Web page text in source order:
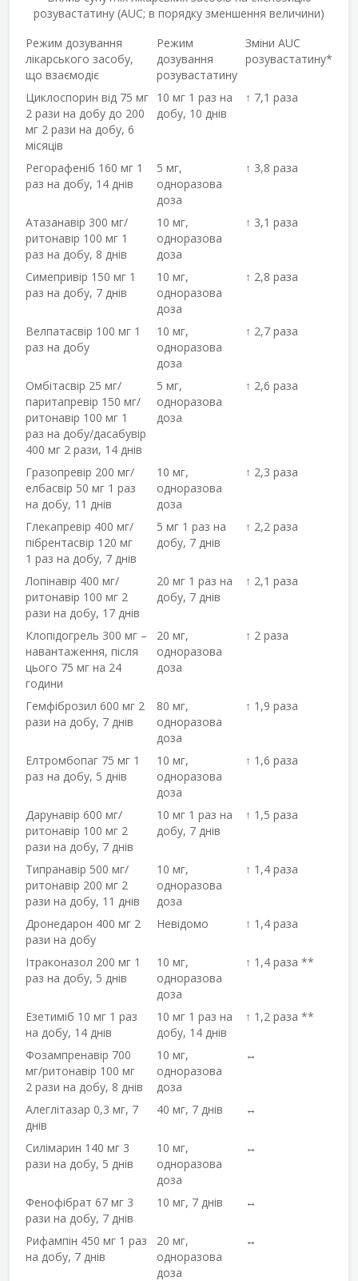
розувастатину (AUC; в порядку зменшення величини)
Режим дозування
лікарського засобу,
що взаємодіє
Режим
дозування
розувастатину
Зміни AUC
розувастатину*
Циклоспорин від 75 мг
2 рази на добу до 200
мг 2 рази на добу, 6
місяців
10 мг 1 раз на
добу, 10 днів
↑ 7,1 раза
Регорафеніб 160 мг 1
раз на добу, 14 днів
5 мг,
одноразова
доза
↑ 3,8 раза
Атазанавір 300 мг/
ритонавір 100 мг 1
раз на добу, 8 днів
10 мг,
одноразова
доза
↑ 3,1 раза
Симепривір 150 мг 1
раз на добу, 7 днів
10 мг,
одноразова
доза
↑ 2,8 раза
Велпатасвір 100 мг 1
раз на добу
10 мг,
одноразова
доза
↑ 2,7 раза
Омбітасвір 25 мг/
паритапревір 150 мг/
ритонавір 100 мг 1
раз на добу/дасабувір
400 мг 2 рази, 14 днів
5 мг,
одноразова
доза
↑ 2,6 раза
Гразопревір 200 мг/
елбасвір 50 мг 1 раз
на добу, 11 днів
10 мг,
одноразова
доза
↑ 2,3 раза
Глекапревір 400 мг/
пібрентасвір 120 мг
1 раз на добу, 7 днів
5 мг 1 раз на
добу, 7 днів
↑ 2,2 раза
Лопінавір 400 мг/
ритонавір 100 мг 2
рази на добу, 17 днів
20 мг 1 раз на
добу, 7 днів
↑ 2,1 раза
Клопідогрель 300 мг –
навантаження, після
цього 75 мг на 24
години
20 мг,
одноразова
доза
↑ 2 раза
Гемфіброзил 600 мг 2
рази на добу, 7 днів
80 мг,
одноразова
доза
↑ 1,9 раза
Елтромбопаг 75 мг 1
раз на добу, 5 днів
10 мг,
одноразова
доза
↑ 1,6 раза
Дарунавір 600 мг/
ритонавір 100 мг 2
рази на добу, 7 днів
10 мг 1 раз на
добу, 7 днів
↑ 1,5 раза
Типранавір 500 мг/
ритонавір 200 мг 2
рази на добу, 11 днів
10 мг,
одноразова
доза
↑ 1,4 раза
Дронедарон 400 мг 2
рази на добу
Невідомо ↑ 1,4 раза
Ітраконазол 200 мг 1
раз на добу, 5 днів
10 мг,
одноразова
доза
↑ 1,4 раза **
Езетиміб 10 мг 1 раз
на добу, 14 днів
10 мг 1 раз на
добу, 14 днів
↑ 1,2 раза **
Фозампренавір 700
мг/ритонавір 100 мг
2 рази на добу, 8 днів
10 мг,
одноразова
доза
↔
Алеглітазар 0,3 мг, 7
днів
40 мг, 7 днів ↔
Силімарин 140 мг 3
рази на добу, 5 днів
10 мг,
одноразова
доза
↔
Фенофібрат 67 мг 3
рази на добу, 7 днів
10 мг, 7 днів ↔
Рифампін 450 мг 1 раз
на добу, 7 днів
20 мг,
одноразова
доза
↔